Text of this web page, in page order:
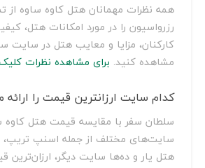
همه نظرات مهمانان هتل کاوه ساوه
رزرواسیون را در مورد امکانات هتل،
کارکنان، مزایا و معایب هتل در سایت
مشاهده کنید. برای مشاهده نظرات
کدام سایت ارزانترین قیمت را
سلطان سفر با مقایسه قیمت هتل کاوه
هتل یار و ده‌ها سایت دیگر، ارزان‌ترین